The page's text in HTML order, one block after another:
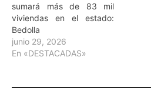
sumará más de 83 mil
viviendas en el estado:
Bedolla
junio 29, 2026
En «DESTACADAS»